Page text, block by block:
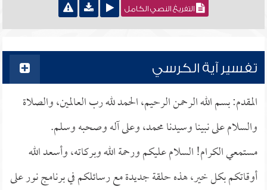
التفريغ النصي الكامل
تفسير آية الكرسي
المقدم: بسم الله الرحمن الرحيم، الحمد لله رب العالمين، والصلاة
والسلام على نبينا وسيدنا محمد، وعلى آله وصحبه وسلم.
مستمعي الكرام! السلام عليكم ورحمة الله وبركاته، وأسعد الله
أوقاتكم بكل خير، هذه حلقة جديدة مع رسائلكم في برنامج نور على